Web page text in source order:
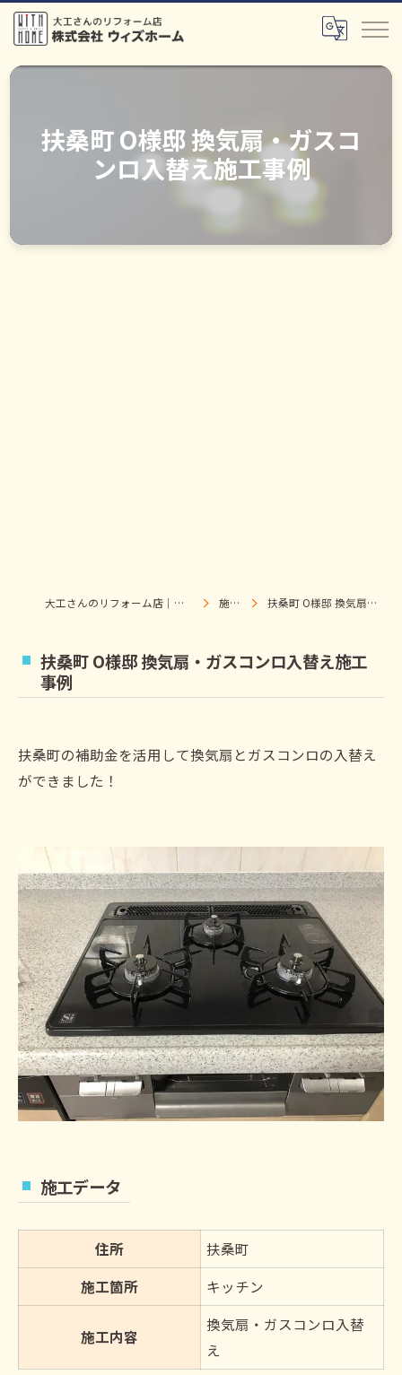
扶桑町 O様邸 換気扇・ガスコ
ンロ入替え施工事例
大工さんのリフォーム店｜株式会社ウィズホーム｜扶桑・犬山 施工事例 扶桑町 O様邸 換気扇・ガスコンロ入替え施工事例
扶桑町 O様邸 換気扇・ガスコンロ入替え施工
事例
扶桑町の補助金を活用して換気扇とガスコンロの入替え
ができました！
施工データ
住所
扶桑町
施工箇所
キッチン
施工内容
換気扇・ガスコンロ入替
え